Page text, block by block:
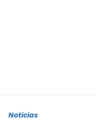
Noticias